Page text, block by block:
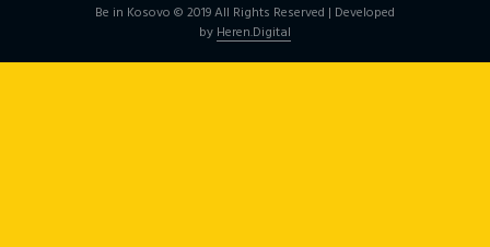
Be in Kosovo © 2019 All Rights Reserved | Developed
by Heren.Digital